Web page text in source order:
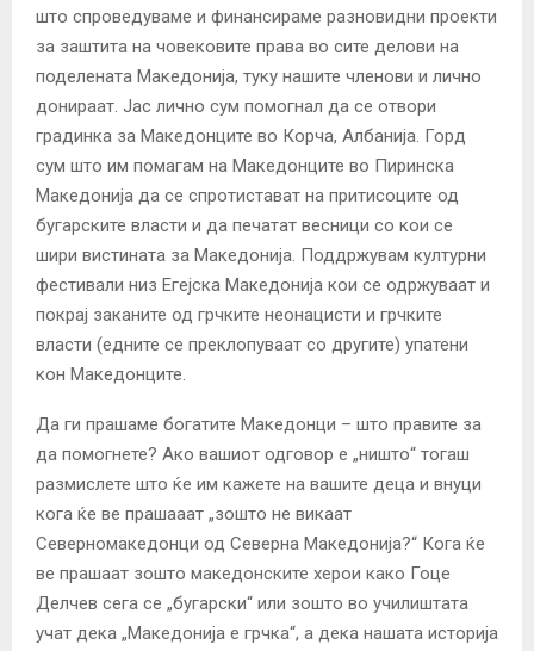
што спроведуваме и финансираме разновидни проекти
за заштита на човековите права во сите делови на
поделената Македонија, туку нашите членови и лично
донираат. Јас лично сум помогнал да се отвори
градинка за Македонците во Корча, Албанија. Горд
сум што им помагам на Македонците во Пиринска
Македонија да се спротистават на притисоците од
бугарските власти и да печатат весници со кои се
шири вистината за Македонија. Поддржувам културни
фестивали низ Егејска Македонија кои се одржуваат и
покрај заканите од грчките неонацисти и грчките
власти (едните се преклопуваат со другите) упатени
кон Македонците.
Да ги прашаме богатите Македонци – што правите за
да помогнете? Ако вашиот одговор е „ништо“ тогаш
размислете што ќе им кажете на вашите деца и внуци
кога ќе ве прашааат „зошто не викаат
Северномакедонци од Северна Македонија?“ Кога ќе
ве прашаат зошто македонските херои како Гоце
Делчев сега се „бугарски“ или зошто во училиштата
учат дека „Македонија е грчка“, а дека нашата историја